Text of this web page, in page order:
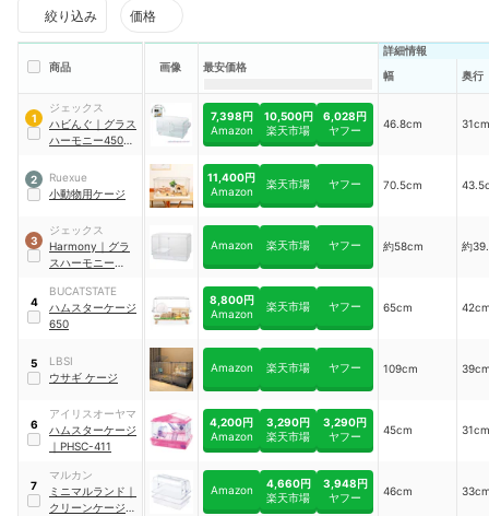
絞り込み 価格
商品 画像 最安価格
詳細情報
幅
奥行
1
ジェックス
ハビんぐ ｜ グラス
ハーモニー450プ
7,398円
Amazon
10,500円
楽天市場
6,028円
ヤフー
46.8cm 31cm
2
Ruexue
小動物用ケージ
11,400円
Amazon
楽天市場 ヤフー 70.5cm
3
ジェックス
Harmony ｜ グラ
スハーモニー
Amazon 楽天市場 ヤフー 約58cm 約
4
BUCATSTATE
ハムスターケージ
650
8,800円
Amazon
楽天市場 ヤフー 65cm
5
LBSI
ウサギ ケージ
Amazon 楽天市場 ヤフー 109cm
6
アイリスオーヤマ
ハムスターケージ
｜ PHSC-411
4,200円
Amazon
3,290円
楽天市場
3,290円
ヤフー
45cm 31cm
7
マルカン
ミニマルランド ｜
クリーンケージ
Amazon
4,660円
楽天市場
3,948円
ヤフー
46cm